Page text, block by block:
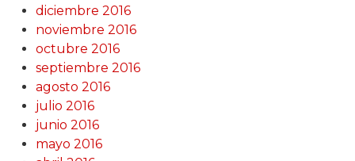
diciembre 2016
noviembre 2016
octubre 2016
septiembre 2016
agosto 2016
julio 2016
junio 2016
mayo 2016